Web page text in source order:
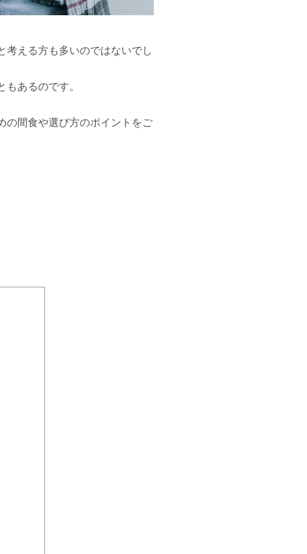
考える方も多いのではないでし
あるのです。
の間食や選び方のポイントをご